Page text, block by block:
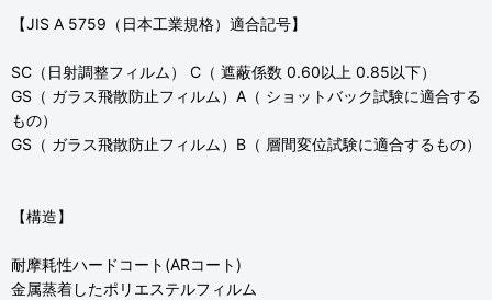
【JIS A 5759（日本工業規格）適合記号】
SC（日射調整フィルム） C（ 遮蔽係数 0.60以上 0.85以下）
GS（ ガラス飛散防止フィルム）A（ ショットバック試験に適合する
もの）
GS（ ガラス飛散防止フィルム）B（ 層間変位試験に適合するもの）
【構造】
耐摩耗性ハードコート(ARコート)
金属蒸着したポリエステルフィルム